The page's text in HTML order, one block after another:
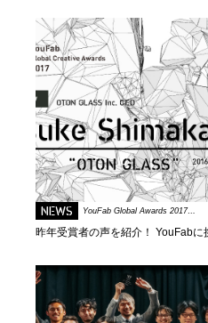
NEWS YouFab Global Awards 2017…
昨年受賞者の声を紹介！ YouFab